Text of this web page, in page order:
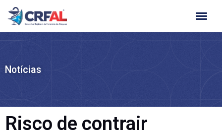
Ir
para
Notícias
Risco de contrair